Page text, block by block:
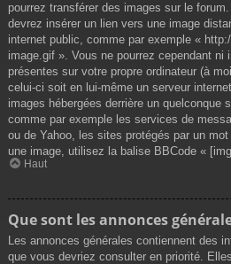
pourrez transférer des images sur le
devrez insérer un lien vers une image
internet public, comme par exemple «
image.gif ». Vous ne pourrez cependant ni
présentes sur votre propre ordinateur (à
celui-ci soit en lui-même un serveur
images hébergées derrière un quelconque
comme par exemple les services de
ou de Yahoo, les sites protégés par un
une image, utilisez la balise BBCode «
Haut
Que sont les annonces
Les annonces générales contiennent des
que vous devriez consulter en priorité.